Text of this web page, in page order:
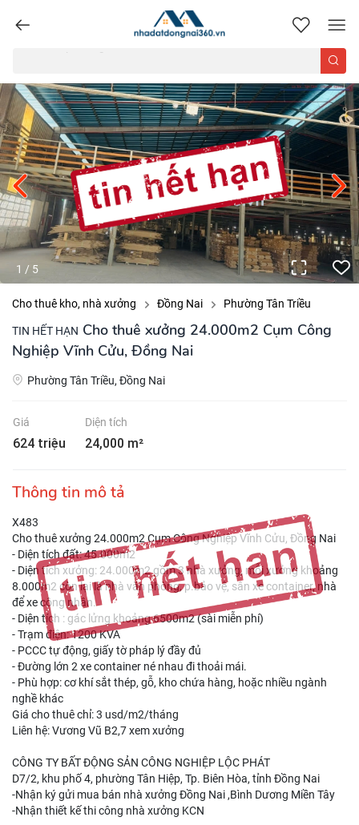
nhadatdongnai360.vn
1 / 5
Cho thuê kho, nhà xưởng Đồng Nai Phường Tân Triều
TIN HẾT HẠN Cho thuê xưởng 24.000m2 Cụm Công
Nghiệp Vĩnh Cửu, Đồng Nai
Phường Tân Triều, Đồng Nai
Giá
624 triệu
Diện tích
24,000 m²
Thông tin mô tả
X483
Cho thuê xưởng 24.000m2 Cụm Công Nghiệp Vĩnh Cửu, Đồng Nai
- Diện tích đất: 45.000m2
- Diện tích xưởng: 24.000m2 gồm 3 nhà xưởng, mỗi xưởng khoảng
8.000m2 còn lại là nhà văn phòng, p.bảo vệ, sân xe container, nhà
để xe công nhân.
- Diện tích : gác lửng khoảng 6500m2 (sài miễn phí)
- Trạm điện: 1200 KVA
- PCCC tự động, giấy tờ pháp lý đầy đủ
- Đường lớn 2 xe container né nhau đi thoải mái.
- Phù hợp: cơ khí sắt thép, gỗ, kho chứa hàng, hoặc nhiều ngành
nghề khác
Giá cho thuê chỉ: 3 usd/m2/tháng
Liên hệ: Vương Vũ B2,7 xem xưởng
CÔNG TY BẤT ĐỘNG SẢN CÔNG NGHIỆP LỘC PHÁT
D7/2, khu phố 4, phường Tân Hiệp, Tp. Biên Hòa, tỉnh Đồng Nai
-Nhận ký gửi mua bán nhà xưởng Đồng Nai ,Bình Dương Miền Tây
-Nhận thiết kế thi công nhà xưởng KCN